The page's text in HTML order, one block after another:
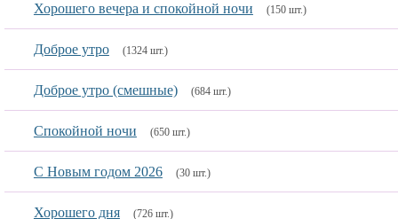
Хорошего вечера и спокойной ночи (150 шт.)
Доброе утро (1324 шт.)
Доброе утро (смешные) (684 шт.)
Спокойной ночи (650 шт.)
С Новым годом 2026 (30 шт.)
Хорошего дня (726 шт.)